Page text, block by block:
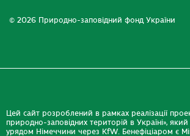
© 2026 Природно-заповідний фонд України
Цей сайт розроблений в рамках реалізації
природно-заповідних територій в Україні», який
урядом Німеччини через KfW. Бенефіціаром є